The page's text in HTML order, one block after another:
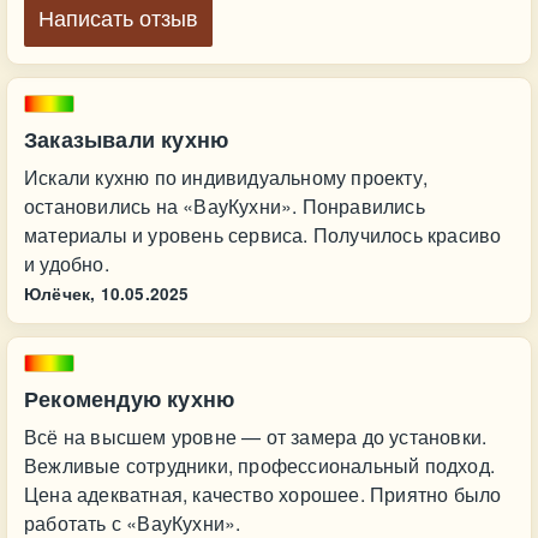
Заказывали кухню
Искали кухню по индивидуальному проекту,
остановились на «ВауКухни». Понравились
материалы и уровень сервиса. Получилось красиво
и удобно.
Юлёчек, 10.05.2025
Рекомендую кухню
Всё на высшем уровне — от замера до установки.
Вежливые сотрудники, профессиональный подход.
Цена адекватная, качество хорошее. Приятно было
работать с «ВауКухни».
Написать отзыв